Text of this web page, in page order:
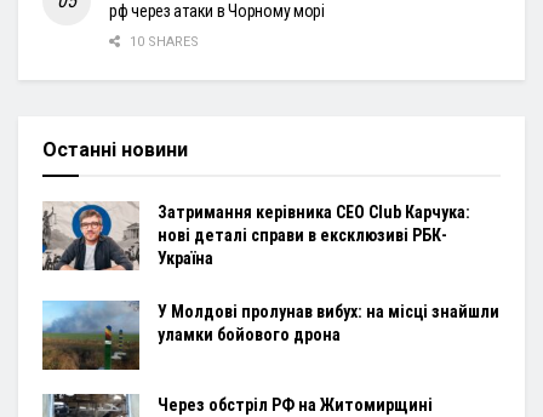
рф через атаки в Чорному морі
10 SHARES
Останні новини
Затримання керівника CEO Club Карчука:
нові деталі справи в ексклюзиві РБК-
Україна
У Молдові пролунав вибух: на місці знайшли
уламки бойового дрона
Через обстріл РФ на Житомирщині